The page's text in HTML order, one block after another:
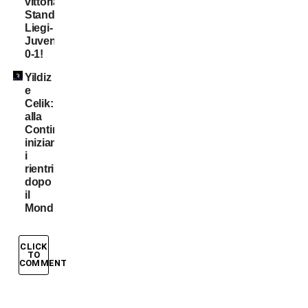
Standard
Liegi-
Juventus
0-1!
Yildiz
e
Celik:
alla
Continassa
iniziano
i
rientri
dopo
il
Mondiale
CLICK
TO
COMMENT